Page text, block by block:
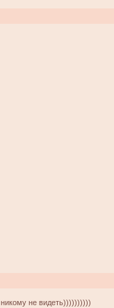
не видеть))))))))))